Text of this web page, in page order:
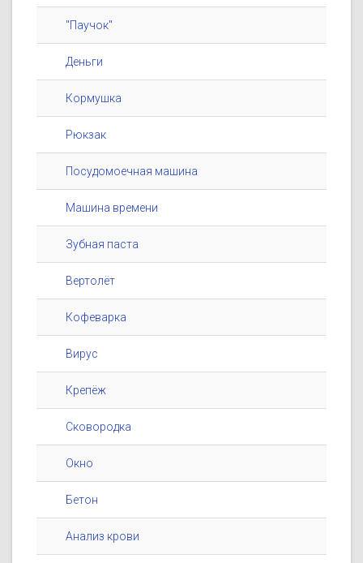
"Паучок"
Деньги
Кормушка
Рюкзак
Посудомоечная машина
Машина времени
Зубная паста
Вертолёт
Кофеварка
Вирус
Крепёж
Сковородка
Окно
Бетон
Анализ крови